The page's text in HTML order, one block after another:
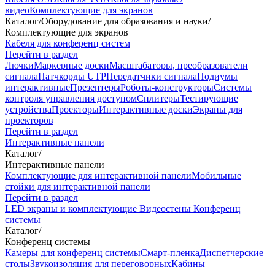
видеоКомплектующие для экранов
Каталог/Оборудование для образования и науки/
Комплектующие для экранов
Кабеля для конференц систем
Перейти в раздел
ЛючкиМаркерные доскиМасштабаторы, преобразователи
сигналаПатчкорды UTPПередатчики сигналаПодиумы
интерактивныеПрезентерыРоботы-конструкторыСистемы
контроля управления доступомСплитерыТестирующие
устройстваПроекторыИнтерактивные доскиЭкраны для
проекторов
Перейти в раздел
Интерактивные панели
Каталог/
Интерактивные панели
Комплектующие для интерактивной панелиМобильные
стойки для интерактивной панели
Перейти в раздел
LED экраны и комплектующие Видеостены Конференц
системы
Каталог/
Конференц системы
Камеры для конференц системыCмарт-пленкаДиспетчерские
столыЗвукоизоляция для переговорныхКабины